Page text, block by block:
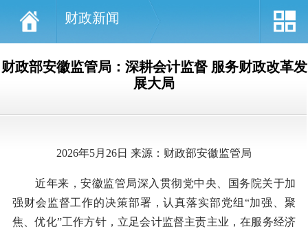
财政新闻
财政部安徽监管局：深耕会计监督 服务财政改革发
展大局
2026年5月26日 来源：财政部安徽监管局
近年来，安徽监管局深入贯彻党中央、国务院关于加
强财会监督工作的决策部署，认真落实部党组“加强、聚
焦、优化”工作方针，立足会计监督主责主业，在服务经济